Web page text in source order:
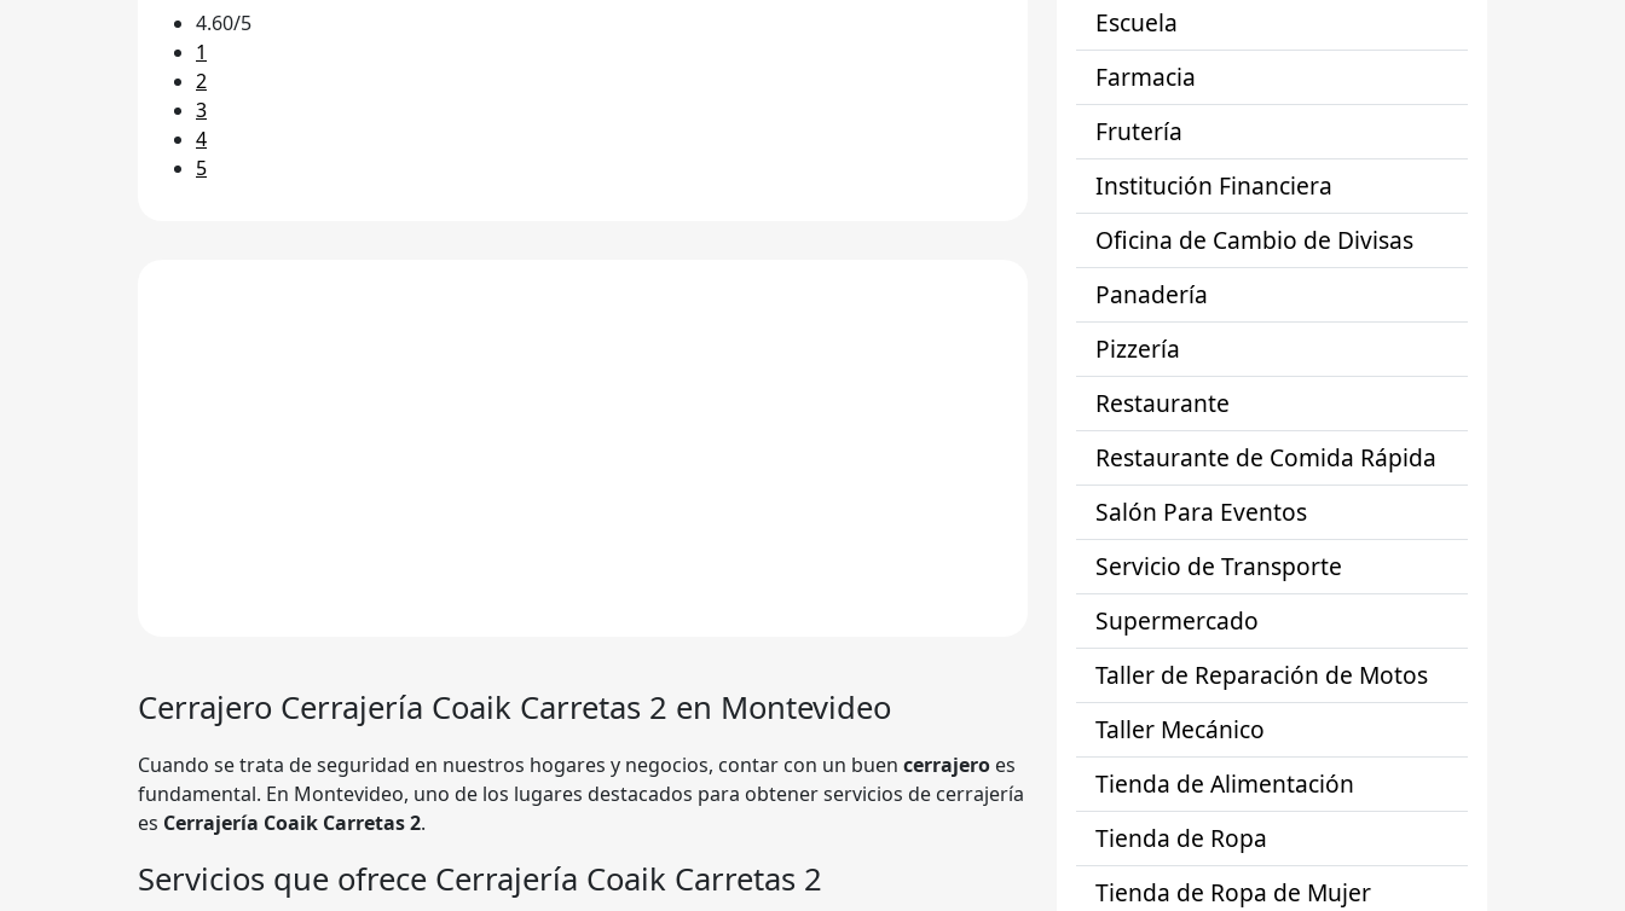
4.60/5
1
2
3
4
5
Cerrajero Cerrajería Coaik Carretas 2 en Montevideo
Cuando se trata de seguridad en nuestros hogares y negocios, contar con un buen cerrajero es
fundamental. En Montevideo, uno de los lugares destacados para obtener servicios de cerrajería
es Cerrajería Coaik Carretas 2.
Servicios que ofrece Cerrajería Coaik Carretas 2
Escuela
Farmacia
Frutería
Institución Financiera
Oficina de Cambio de Divisas
Panadería
Pizzería
Restaurante
Restaurante de Comida Rápida
Salón Para Eventos
Servicio de Transporte
Supermercado
Taller de Reparación de Motos
Taller Mecánico
Tienda de Alimentación
Tienda de Ropa
Tienda de Ropa de Mujer